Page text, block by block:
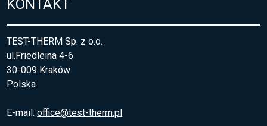
KONTAKT
TEST-THERM Sp. z o.o.
ul.Friedleina 4-6
30-009 Kraków
Polska
E-mail:office@test-therm.pl